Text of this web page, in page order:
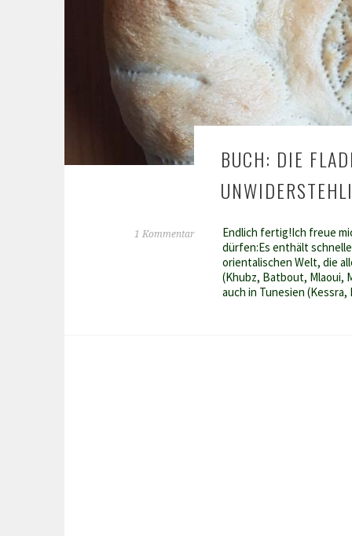
BUCH: DIE
1 Kommentar
Endlich fertig!Ich freue
dürfen:Es enthält
orientalischen Welt, die
(Khubz, Batbout, Mlaoui,
auch in Tunesien